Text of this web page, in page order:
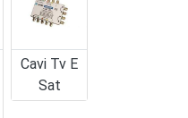
Cavi Tv E
Sat